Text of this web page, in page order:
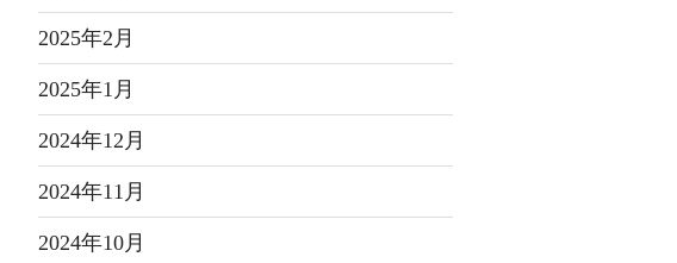
2025年2月
2025年1月
2024年12月
2024年11月
2024年10月